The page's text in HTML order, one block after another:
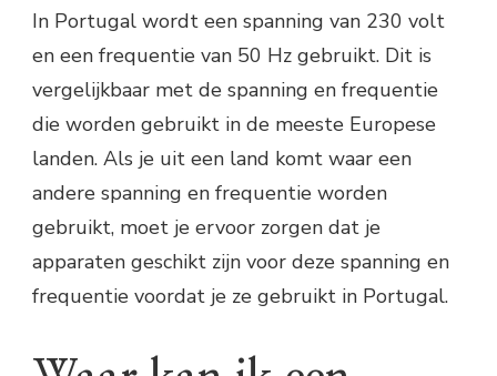
In Portugal wordt een spanning van 230 volt
en een frequentie van 50 Hz gebruikt. Dit is
vergelijkbaar met de spanning en frequentie
die worden gebruikt in de meeste Europese
landen. Als je uit een land komt waar een
andere spanning en frequentie worden
gebruikt, moet je ervoor zorgen dat je
apparaten geschikt zijn voor deze spanning en
frequentie voordat je ze gebruikt in Portugal.